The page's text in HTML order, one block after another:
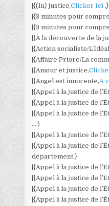
|{(In) justice,Clicker Ici.}
|{3 minutes pour
|{3 minutes pour
|{À la découverte de la
|{Action socialiste/
|{Affaire Priore/La
|{Amour et justice,
|{Angel est innocente,A
|{Appel à la justice de
|{Appel à la justice de
|{Appel à la justice de
….}
|{Appel à la justice de
|{Appel à la justice de
département.}
|{Appel à la justice de
|{Appel à la justice de
|{Appel à la justice de
|{Appel à la justice de